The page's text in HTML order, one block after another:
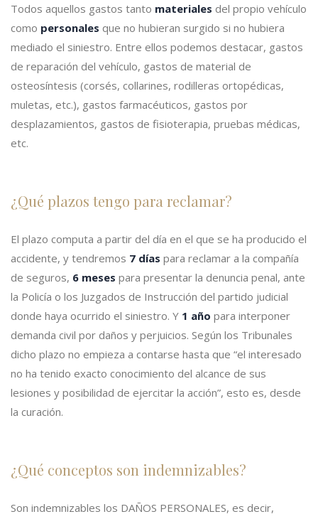
Todos aquellos gastos tanto materiales del propio vehículo
como personales que no hubieran surgido si no hubiera
mediado el siniestro. Entre ellos podemos destacar, gastos
de reparación del vehículo, gastos de material de
osteosíntesis (corsés, collarines, rodilleras ortopédicas,
muletas, etc.), gastos farmacéuticos, gastos por
desplazamientos, gastos de fisioterapia, pruebas médicas,
etc.
¿Qué plazos tengo para reclamar?
El plazo computa a partir del día en el que se ha producido el
accidente, y tendremos 7 días para reclamar a la compañía
de seguros, 6 meses para presentar la denuncia penal, ante
la Policía o los Juzgados de Instrucción del partido judicial
donde haya ocurrido el siniestro. Y 1 año para interponer
demanda civil por daños y perjuicios. Según los Tribunales
dicho plazo no empieza a contarse hasta que “el interesado
no ha tenido exacto conocimiento del alcance de sus
lesiones y posibilidad de ejercitar la acción”, esto es, desde
la curación.
¿Qué conceptos son indemnizables?
Son indemnizables los DAÑOS PERSONALES, es decir,